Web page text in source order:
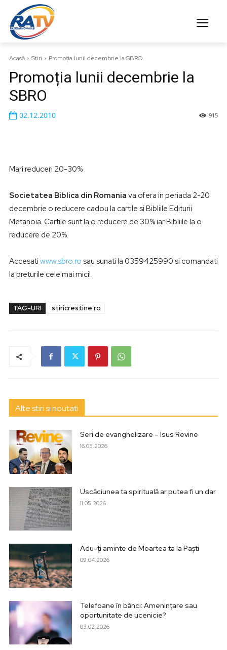
Acasă Stiri Promoția lunii decembrie la SBRO
Promoția lunii decembrie la
SBRO
915
02.12.2010
Mari reduceri 20-30%
Societatea Biblica din Romania va ofera in periada 2-20
decembrie o reducere cadou la cartile si Bibliile Editurii
Metanoia. Cartile sunt la o reducere de 30% iar Bibliile la o
reducere de 20%.
Accesati www.sbro.ro sau sunati la 0359425990 si comandati
la preturile cele mai mici!
TAG-URI stiricrestine.ro
Alte stiri si noutati
Seri de evanghelizare – Isus Revine
16.05.2026
Uscăciunea ta spirituală ar putea fi un dar
11.05.2026
Adu-ți aminte de Moartea ta la Paști
09.04.2026
Telefoane în bănci: Amenințare sau
oportunitate de ucenicie?
03.02.2026